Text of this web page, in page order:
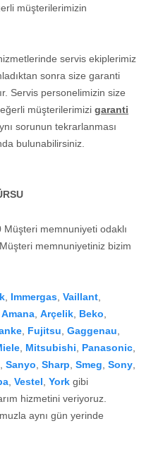
müşterilerimizin
servis ekiplerimiz
sonra size garanti
Servis personelimizin size
müşterilerimizi garanti
sorunun tekrarlanması
bulunabilirsiniz.
Müşteri memnuniyeti odaklı
memnuniyetiniz bizim
Immergas Vaillant
Amana Arçelik Beko
Fujitsu Gaggenau
Mitsubishi Panasonic
Sanyo Sharp Smeg Sony
Vestel York gibi
hizmetini veriyoruz.
aynı gün yerinde